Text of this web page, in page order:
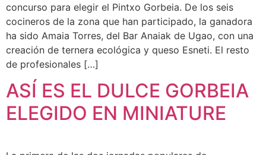
concurso para elegir el Pintxo Gorbeia. De los seis
cocineros de la zona que han participado, la ganadora
ha sido Amaia Torres, del Bar Anaiak de Ugao, con una
creación de ternera ecológica y queso Esneti. El resto
de profesionales […]
ASÍ ES EL DULCE GORBEIA
ELEGIDO EN MINIATURE